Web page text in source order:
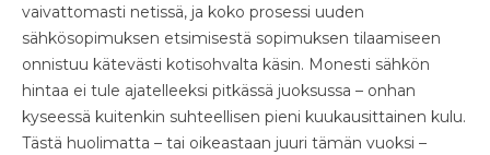
vaivattomasti netissä, ja koko prosessi uuden
sähkösopimuksen etsimisestä sopimuksen tilaamiseen
onnistuu kätevästi kotisohvalta käsin. Monesti sähkön
hintaa ei tule ajatelleeksi pitkässä juoksussa – onhan
kyseessä kuitenkin suhteellisen pieni kuukausittainen kulu.
Tästä huolimatta – tai oikeastaan juuri tämän vuoksi –